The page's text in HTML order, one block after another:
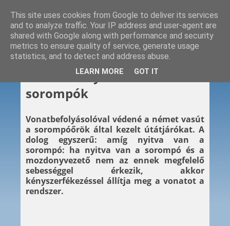
2015. 09. 08.
Vonatbefolyásolós
sorompók
Vonatbefolyásolóval védené a német vasút
a sorompóőrök által kezelt útátjárókat. A
dolog egyszerű: amíg nyitva van a
sorompó: ha nyitva van a sorompó és a
mozdonyvezető nem az ennek megfelelő
sebességgel érkezik, akkor
kényszerfékezéssel állítja meg a vonatot a
rendszer.
This site uses cookies from Google to deliver its services
and to analyze traffic. Your IP address and user-agent are
shared with Google along with performance and security
metrics to ensure quality of service, generate usage
statistics, and to detect and address abuse.
LEARN MORE GOT IT